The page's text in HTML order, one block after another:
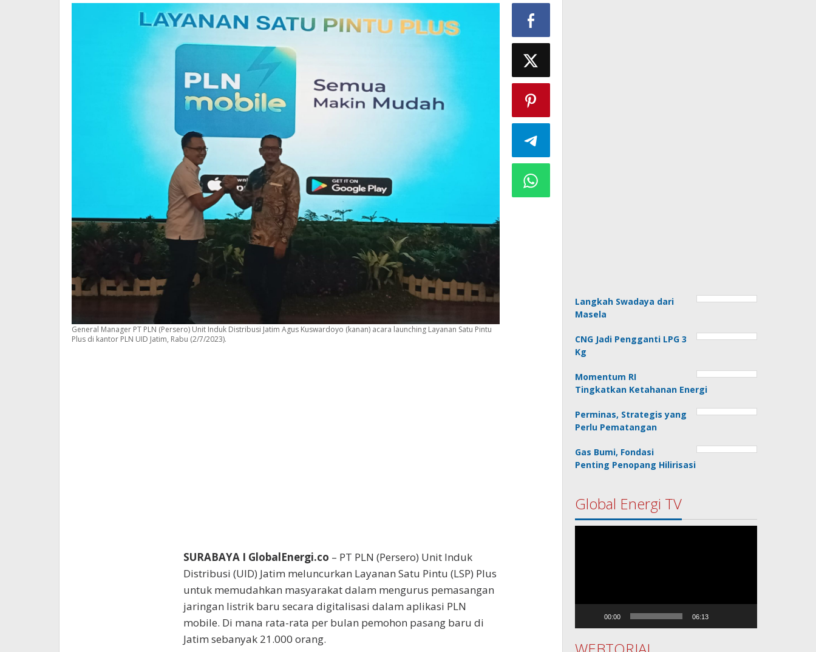
General Manager PT PLN (Persero) Unit Induk Distribusi Jatim Agus Kuswardoyo (kanan) acara launching Layanan Satu Pintu
Plus di kantor PLN UID Jatim, Rabu (2/7/2023).
SURABAYA I GlobalEnergi.co – PT PLN (Persero) Unit Induk
Distribusi (UID) Jatim meluncurkan Layanan Satu Pintu (LSP) Plus
untuk memudahkan masyarakat dalam mengurus pemasangan
jaringan listrik baru secara digitalisasi dalam aplikasi PLN
mobile. Di mana rata-rata per bulan pemohon pasang baru di
Jatim sebanyak 21.000 orang.
Langkah Swadaya dari
Masela
CNG Jadi Pengganti LPG 3
Kg
Momentum RI
Tingkatkan Ketahanan Energi
Perminas, Strategis yang
Perlu Pematangan
Gas Bumi, Fondasi
Penting Penopang Hilirisasi
Global Energi TV
00:00 06:13